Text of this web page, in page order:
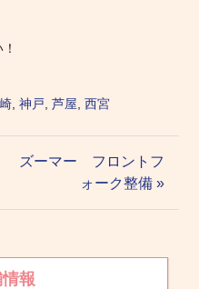
,神戸 ,芦屋 ,西宮
ズーマー フロントフ
ォーク整備 »
報